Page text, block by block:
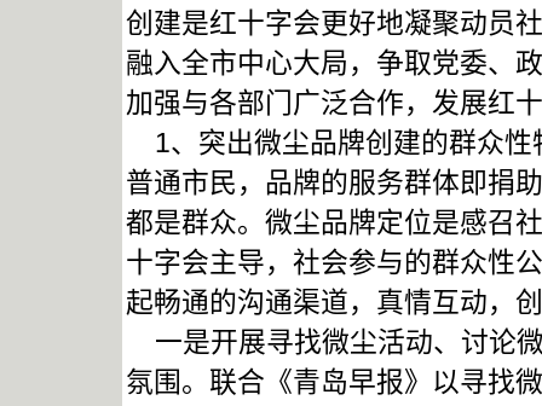
创建是红十字会更好地凝聚动员
融入全市中心大局，争取党委、
加强与各部门广泛合作，发展红
1、突出微尘品牌创建的群众性
普通市民，品牌的服务群体即捐
都是群众。微尘品牌定位是感召
十字会主导，社会参与的群众性
起畅通的沟通渠道，真情互动，
一是开展寻找微尘活动、讨论
氛围。联合《青岛早报》以寻找